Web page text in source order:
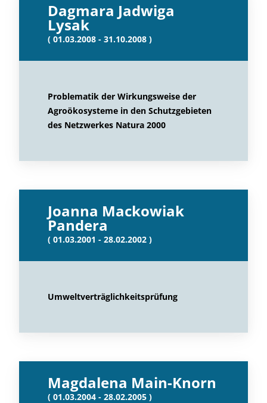
Dagmara Jadwiga
Lysak
( 01.03.2008 - 31.10.2008 )
Problematik der Wirkungsweise der
Agroökosysteme in den Schutzgebieten
des Netzwerkes Natura 2000
Joanna Mackowiak
Pandera
( 01.03.2001 - 28.02.2002 )
Umweltverträglichkeitsprüfung
Magdalena Main-Knorn
( 01.03.2004 - 28.02.2005 )